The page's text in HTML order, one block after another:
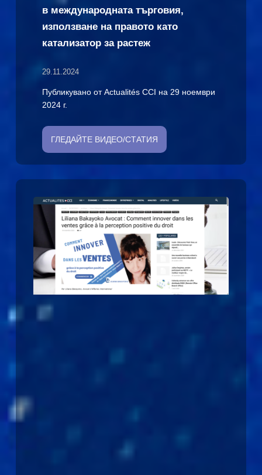
в международната търговия,
използване на правото като
катализатор за растеж
29.11.2024
Публикувано от Actualités CCI на 29 ноември
2024 г.
ГЛЕДАЙТЕ ВИДЕО/СТАТИЯ